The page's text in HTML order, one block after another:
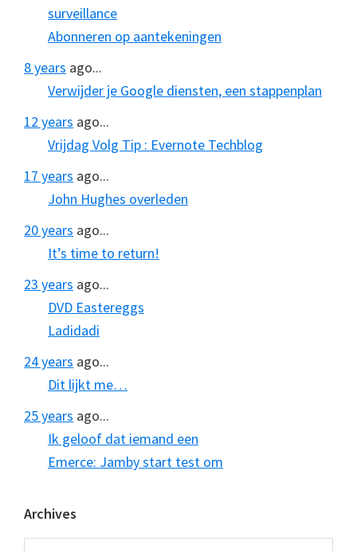
surveillance
Abonneren op aantekeningen
8 years ago...
Verwijder je Google diensten, een stappenplan
12 years ago...
Vrijdag Volg Tip : Evernote Techblog
17 years ago...
John Hughes overleden
20 years ago...
It’s time to return!
23 years ago...
DVD Eastereggs
Ladidadi
24 years ago...
Dit lijkt me…
25 years ago...
Ik geloof dat iemand een
Emerce: Jamby start test om
Archives